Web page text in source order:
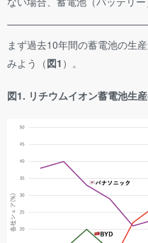
まず過去10年間の蓄電池の生
みよう（図1 ）。
図1. リチウムイオン蓄電池生